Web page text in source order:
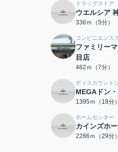
ドラッグストア
ウエルシア
336ｍ（5分）
コンビニエンス
ファミリー
目店
482ｍ（7分）
ディスカウント
MEGAドン
1395ｍ（18分）
ホームセンター
カインズホ
2286ｍ（29分）